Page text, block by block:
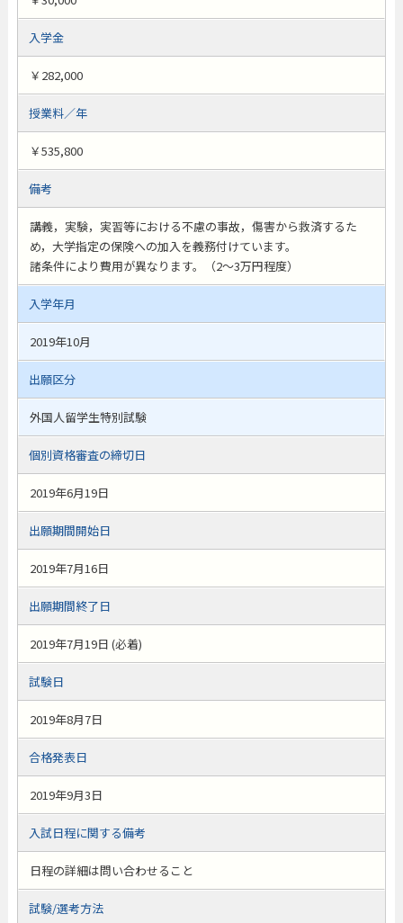
入学金
￥282,000
授業料／年
￥535,800
備考
講義，実験，実習等における不慮の事故，傷害から救済するた
め，大学指定の保険への加入を義務付けています。
諸条件により費用が異なります。（2～3万円程度）
入学年月
2019年10月
出願区分
外国人留学生特別試験
個別資格審査の締切日
2019年6月19日
出願期間開始日
2019年7月16日
出願期間終了日
2019年7月19日 (必着)
試験日
2019年8月7日
合格発表日
2019年9月3日
入試日程に関する備考
日程の詳細は問い合わせること
試験/選考方法